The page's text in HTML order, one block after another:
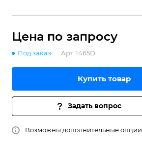
Цена по запросу
Под заказ Арт. 1465D
Купить товар
Задать вопрос
Возможны дополнительные опции